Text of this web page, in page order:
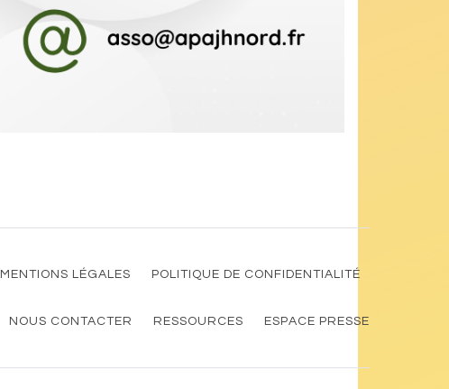
MENTIONS LÉGALES POLITIQUE DE CONFIDENTIALITÉ
NOUS CONTACTER RESSOURCES ESPACE PRESSE